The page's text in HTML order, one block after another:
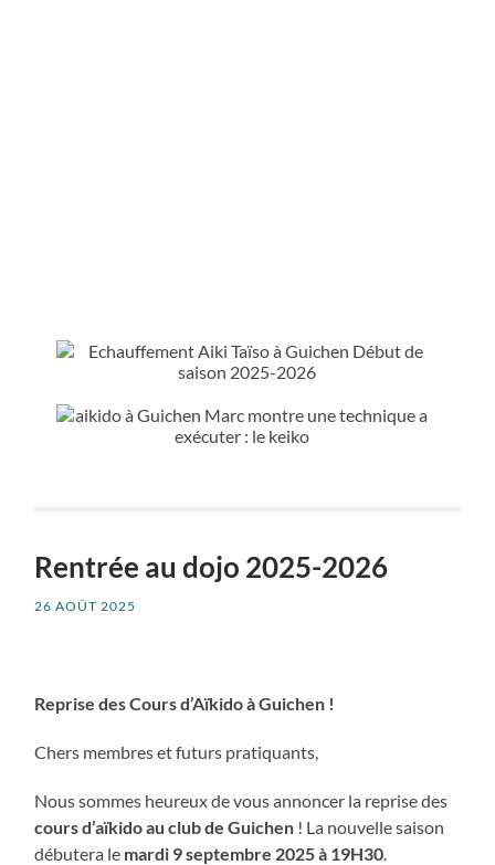
Rentrée au dojo 2025-2026
26 AOÛT 2025
Reprise des Cours d’Aïkido à Guichen !
Chers membres et futurs pratiquants,
Nous sommes heureux de vous annoncer la reprise des
cours d’aïkido au club de Guichen ! La nouvelle saison
débutera le mardi 9 septembre 2025 à 19H30